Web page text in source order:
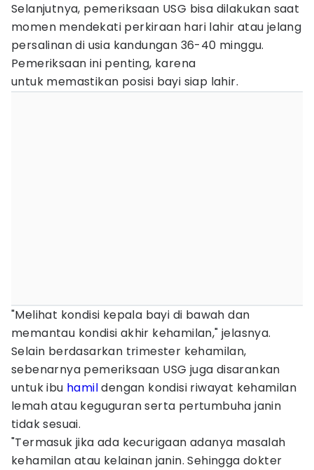
Selanjutnya, pemeriksaan USG bisa dilakukan saat
momen mendekati perkiraan hari lahir atau jelang
persalinan di usia kandungan 36-40 minggu.
Pemeriksaan ini penting, karena
untuk memastikan posisi bayi siap lahir.
"Melihat kondisi kepala bayi di bawah dan
memantau kondisi akhir kehamilan," jelasnya.
Selain berdasarkan trimester kehamilan,
sebenarnya pemeriksaan USG juga disarankan
untuk ibu hamildengan kondisi riwayat kehamilan
lemah atau keguguran serta pertumbuha janin
tidak sesuai.
"Termasuk jika ada kecurigaan adanya masalah
kehamilan atau kelainan janin. Sehingga dokter